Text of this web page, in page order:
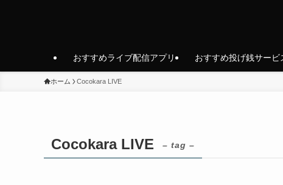
おすすめライブ配信アプリ おすすめ投げ銭サービ
ホーム Cocokara LIVE
Cocokara LIVE – tag –